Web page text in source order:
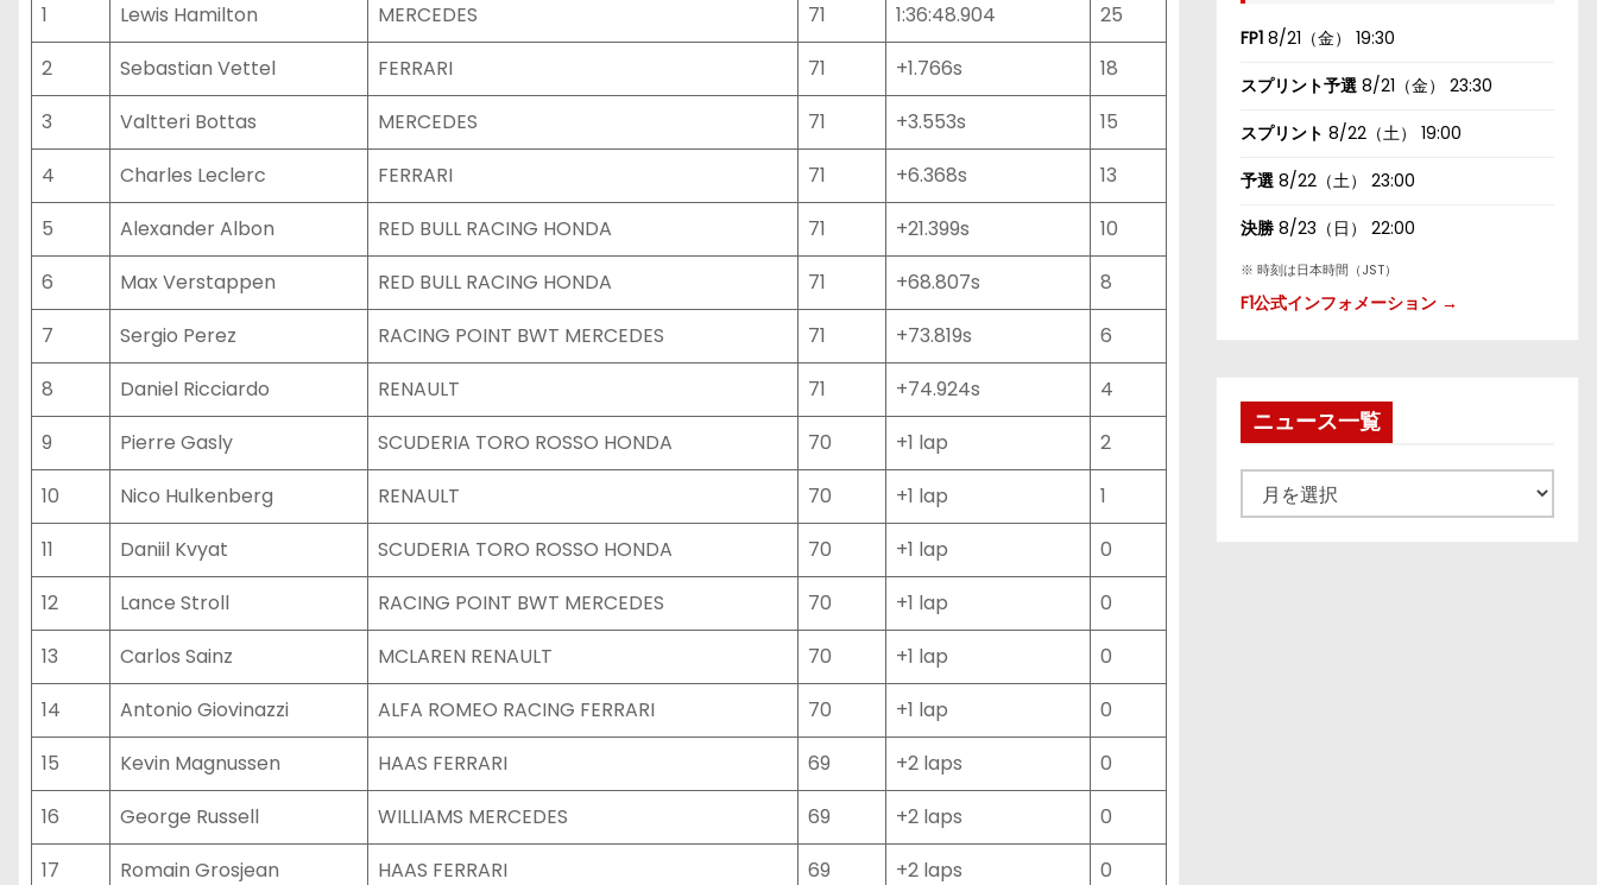
1 Lewis Hamilton MERCEDES 71 1:36:48.904
25
2
Sebastian Vettel FERRARI 71 +1.766s
18
3
Valtteri Bottas MERCEDES 71 +3.553s
15
4
Charles Leclerc FERRARI 71 +6.368s
13
5
Alexander Albon RED BULL RACING HONDA 71 +21.399s
10
6
Max Verstappen RED BULL RACING HONDA 71 +68.807s
8
7
Sergio Perez RACING POINT BWT MERCEDES 71 +73.819s
6
8
Daniel Ricciardo RENAULT 71 +74.924s
4
9
Pierre Gasly SCUDERIA TORO ROSSO HONDA 70 +1 lap
2
10
Nico Hulkenberg RENAULT 70 +1 lap
1
11
Daniil Kvyat SCUDERIA TORO ROSSO HONDA 70 +1 lap
0
12
Lance Stroll RACING POINT BWT MERCEDES 70 +1 lap
0
13
Carlos Sainz MCLAREN RENAULT 70 +1 lap
0
14
Antonio Giovinazzi ALFA ROMEO RACING FERRARI 70 +1 lap
0
15
Kevin Magnussen HAAS FERRARI 69 +2 laps
0
16
George Russell WILLIAMS MERCEDES 69 +2 laps
0
17
Romain Grosjean HAAS FERRARI 69 +2 laps
0
FP1 8/21（金） 19:30
スプリント予選 8/21（金） 23:30
スプリント 8/22（土） 19:00
予選 8/22（土） 23:00
決勝 8/23（日） 22:00
※ 時刻は日本時間（JST）
F1公式インフォメーション →
ニュース一覧
ュ